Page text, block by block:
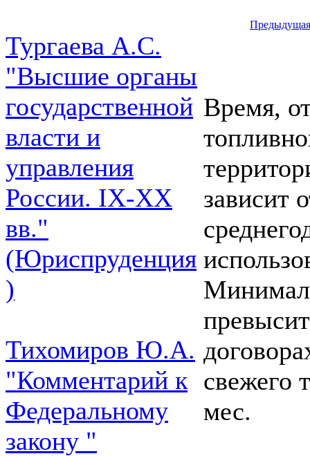
Тургаева А.С.
"Высшие органы
государственной
власти и
управления
России. IХ-ХХ
вв."
(Юриспруденция
)
Тихомиров Ю.А.
"Комментарий к
Федеральному
закону "
Предыдущая
Время,
зависит
свежего
мес.